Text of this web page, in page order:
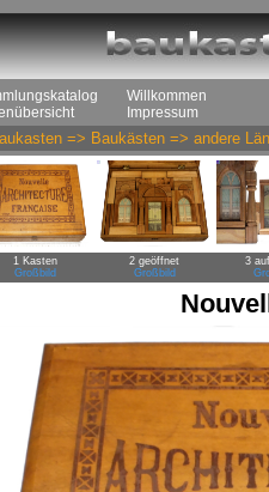
Willkommen
Impressum
=> Baukästen => andere
1 Kasten
Großbild
2 geöffnet
Großbild
3